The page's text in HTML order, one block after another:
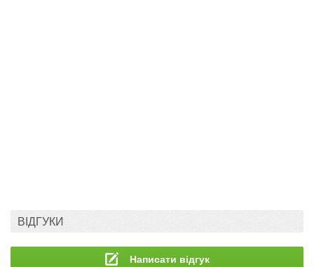
ВІДГУКИ
Написати відгук